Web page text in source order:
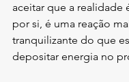
aceitar que a realidade
por si, é uma reação
tranquilizante do que
depositar energia no